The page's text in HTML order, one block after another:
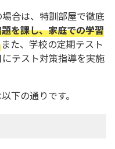
合は、特訓部屋で徹底
を課し、家庭での学習
また、学校の定期テスト
テスト対策指導を実施
下の通りです。